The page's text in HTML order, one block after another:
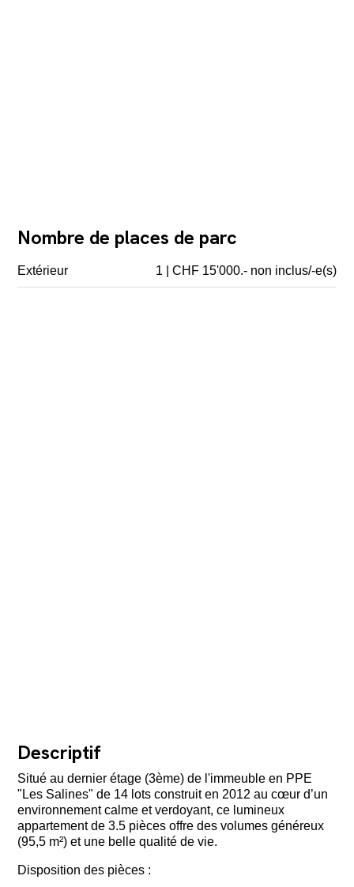
Nombre de places de parc
Extérieur 1 | CHF 15'000.- non inclus/-e(s)
Descriptif
Situé au dernier étage (3ème) de l'immeuble en PPE
"Les Salines" de 14 lots construit en 2012 au cœur d’un
environnement calme et verdoyant, ce lumineux
appartement de 3.5 pièces offre des volumes généreux
(95,5 m²) et une belle qualité de vie.
Disposition des pièces :